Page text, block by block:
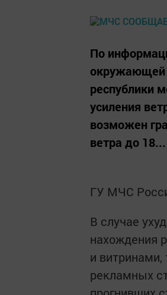
По
окружающей
республики
усиления
возможен
ветра до 18...
ГУ МЧС
В случае
нахождения
и
рекламных